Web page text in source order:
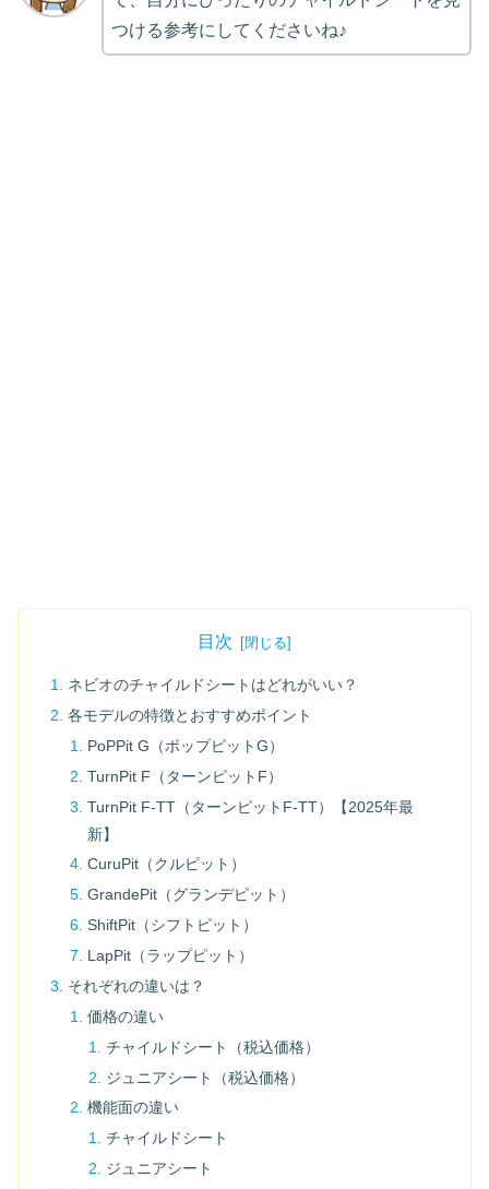
つける参考にしてくださいね♪
目次
ネビオのチャイルドシートはどれがいい？
各モデルの特徴とおすすめポイント
PoPPit G（ポップピットG）
TurnPit F（ターンピットF）
TurnPit F‑TT（ターンピットF‑TT）【2025年最
新】
CuruPit（クルピット）
GrandePit（グランデピット）
ShiftPit（シフトピット）
LapPit（ラップピット）
それぞれの違いは？
価格の違い
チャイルドシート（税込価格）
ジュニアシート（税込価格）
機能面の違い
チャイルドシート
ジュニアシート